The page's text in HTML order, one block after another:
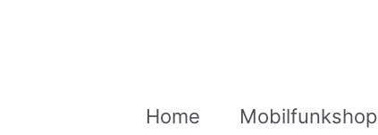
Home Mobilfunkshop